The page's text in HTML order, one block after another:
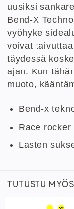
uusiksi
Bend-X
vyöhyke
voivat
täydessä
ajan. Kun
muoto,
Bend-x
Race rocker
Lasten
TUTUSTU MYÖS